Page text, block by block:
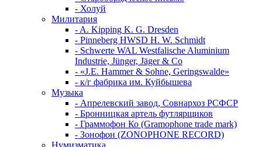
- Холуй
Милитария
- A. Kipping K. G. Dresden
- Pinneberg HWSD H. W. Schmidt
- Schwerte WAL Westfalische Aluminium
Industrie, Jünger, Jäger & Co
- «J.E. Hammer & Sohne, Geringswalde»
- к/г фабрика им. Куйбышева
Музыка
- Апрелевский завод, Совнархоз РСФСР
- Бронницкая артель футлярщиков
- Граммофон Ко (Gramophone trade mark)
- Зонофон (ZONOPHONE RECORD)
Нумизматика